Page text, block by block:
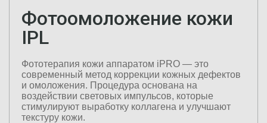
Фотоомоложение кожи
IPL
Фототерапия кожи аппаратом iPRO — это
современный метод коррекции кожных дефектов
и омоложения. Процедура основана на
воздействии световых импульсов, которые
стимулируют выработку коллагена и улучшают
текстуру кожи.